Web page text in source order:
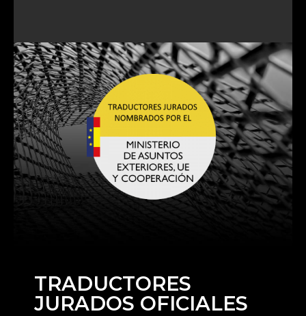
TRADUCTORES
JURADOS OFICIALES